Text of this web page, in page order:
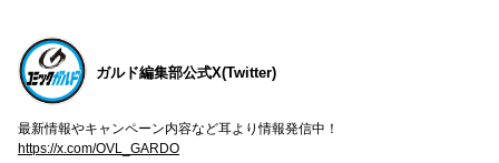
ガルド編集部公式X(Twitter)
最新情報やキャンペーン内容など耳より情報発信中！
https://x.com/OVL_GARDO